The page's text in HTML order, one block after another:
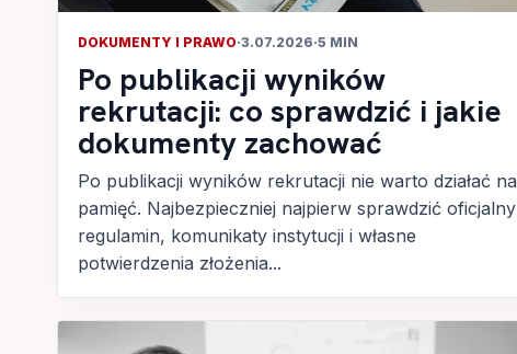
DOKUMENTY I PRAWO·3.07.2026·5 MIN
Po publikacji wyników
rekrutacji: co sprawdzić i jakie
dokumenty zachować
Po publikacji wyników rekrutacji nie warto działać na
pamięć. Najbezpieczniej najpierw sprawdzić oficjalny
regulamin, komunikaty instytucji i własne
potwierdzenia złożenia...